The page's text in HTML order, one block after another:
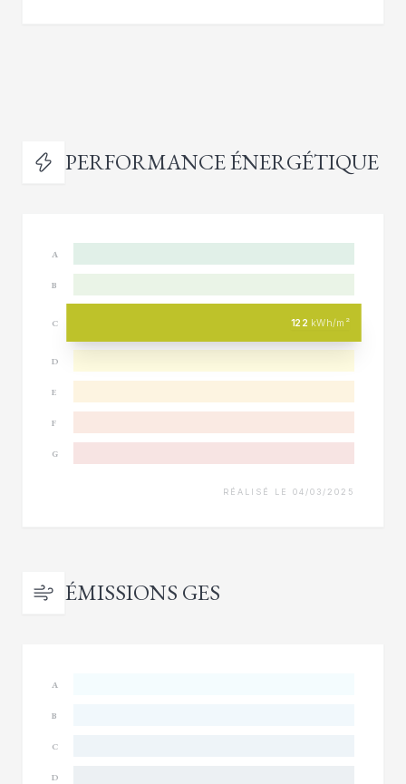
PERFORMANCE ÉNERGÉTIQUE
A
B
C 122 kWh/m²
D
E
F
G
RÉALISÉ LE 04/03/2025
ÉMISSIONS GES
A
B
C
D